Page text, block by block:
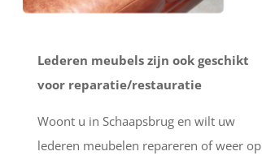
Lederen meubels zijn ook geschikt
voor reparatie/restauratie
Woont u in Schaapsbrug en wilt uw
lederen meubelen repareren of weer op